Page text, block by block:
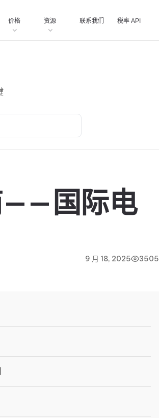
价格 资源 联系我们 税率 API
——国际电
9 月 18, 2025 3505